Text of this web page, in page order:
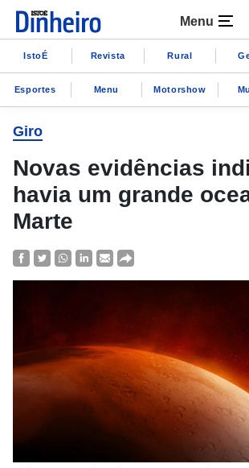
Menu
IstoÉ Revista Rural
Esportes Menu Motorshow
Giro
Novas evidências
havia um grande
Marte